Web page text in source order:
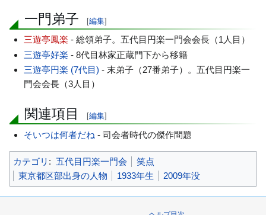
一門弟子 [編集]
三遊亭鳳楽 - 総領弟子。五代目円楽一門会会長（1人目）
三遊亭好楽 - 8代目林家正蔵門下から移籍
三遊亭円楽 (7代目) - 末弟子（27番弟子）。五代目円楽一
門会会長（3人目）
関連項目 [編集]
そいつは何者だね - 司会者時代の傑作問題
カテゴリ : 五代目円楽一門会
笑点
東京都区部出身の人物
1933年生 2009年没